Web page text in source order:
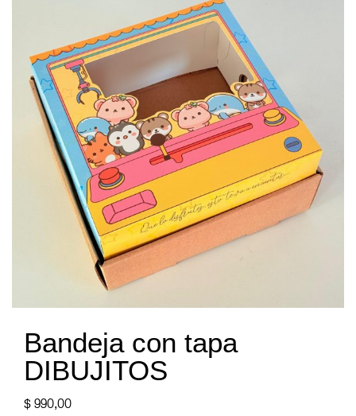
Bandeja con tapa
DIBUJITOS
$990,00